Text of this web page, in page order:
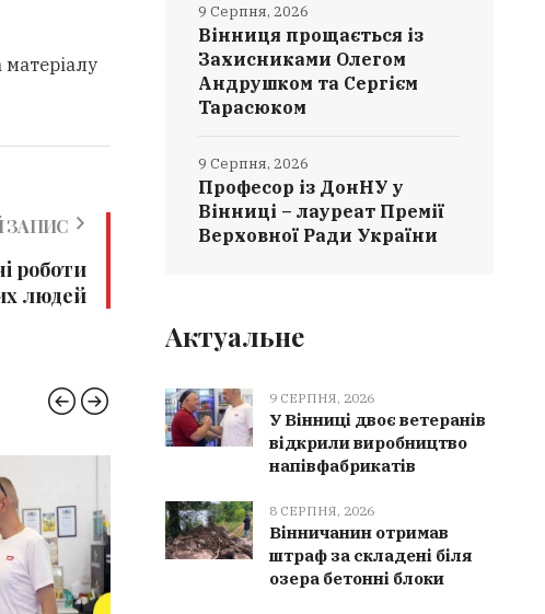
ЗАПИС
роботи
людей
Вінниця прощається із
Захисниками Олегом
Андрушком та Сергієм
Тарасюком
9 Серпня, 2026
Професор із ДонНУ у
Вінниці – лауреат Премії
Верховної Ради України
9 Серпня, 2026
Актуальне
9 СЕРПНЯ, 2026
У Вінниці двоє ветеранів
відкрили виробництво
напівфабрикатів
8 СЕРПНЯ, 2026
Вінничанин отримав
штраф за складені біля
озера бетонні блоки